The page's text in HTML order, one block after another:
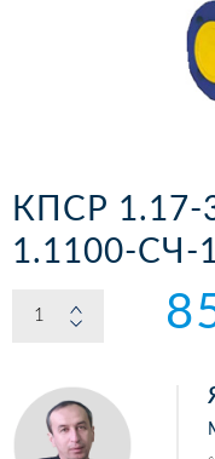
КПСР 1.17-
1.1100-СЧ-